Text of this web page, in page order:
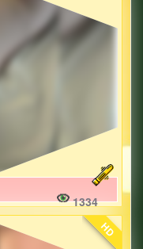
1334
HD